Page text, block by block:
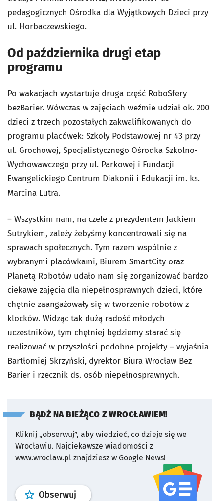
pedagogicznych Ośrodka dla Wyjątkowych Dzieci przy
ul. Horbaczewskiego.
Od października drugi etap
programu
Po wakacjach wystartuje druga część RoboSfery
bezBarier. Wówczas w zajęciach weźmie udział ok. 200
dzieci z trzech pozostałych zakwalifikowanych do
programu placówek: Szkoły Podstawowej nr 43 przy
ul. Grochowej, Specjalistycznego Ośrodka Szkolno-
Wychowawczego przy ul. Parkowej i Fundacji
Ewangelickiego Centrum Diakonii i Edukacji im. ks.
Marcina Lutra.
– Wszystkim nam, na czele z prezydentem Jackiem
Sutrykiem, zależy żebyśmy koncentrowali się na
sprawach społecznych. Tym razem wspólnie z
wybranymi placówkami, Biurem SmartCity oraz
Planetą Robotów udało nam się zorganizować bardzo
ciekawe zajęcia dla niepełnosprawnych dzieci, które
chętnie zaangażowały się w tworzenie robotów z
klocków. Widząc tak dużą radość młodych
uczestników, tym chętniej będziemy starać się
realizować w przyszłości podobne projekty – wyjaśnia
Bartłomiej Skrzyński, dyrektor Biura Wrocław Bez
Barier i rzecznik ds. osób niepełnosprawnych.
BĄDŹ NA BIEŻĄCO Z WROCŁAWIEM!
Kliknij „obserwuj”, aby wiedzieć, co dzieje się we
Wrocławiu. Najciekawsze wiadomości z
www.wroclaw.pl znajdziesz w Google News!
Obserwuj profil serwisu